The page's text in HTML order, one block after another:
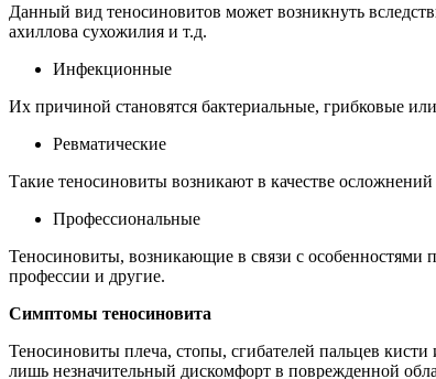
Данный вид теносиновитов может возникнуть
ахиллова сухожилия и т.д.
Инфекционные
Их причиной становятся бактериальные, грибковые
Ревматические
Такие теносиновиты возникают в качестве
Профессиональные
Теносиновиты, возникающие в связи с особенностями
профессии и другие.
Симптомы теносиновита
Теносиновиты плеча, стопы, сгибателей пальцев
лишь незначительный дискомфорт в поврежденной